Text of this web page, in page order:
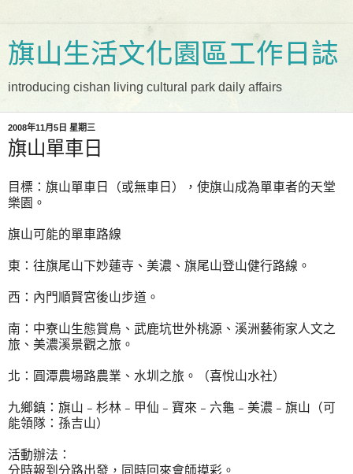
旗山生活文化園區工作日誌
introducing cishan living cultural park daily affairs
2008年11月5日 星期三
旗山單車日
目標：旗山單車日（或無車日），使旗山成為單車者的天堂
樂園。
旗山可能的單車路線
東：往旗尾山下妙蓮寺、美濃、旗尾山登山健行路線。
西：內門順賢宮後山步道。
南：中寮山生態賞鳥、武鹿坑世外桃源、溪洲藝術家人文之
旅、美濃溪景觀之旅。
北：圓潭農場路農業、水圳之旅。（喜悅山水社）
九鄉鎮：旗山﹣杉林﹣甲仙﹣寶來﹣六龜﹣美濃﹣旗山（可
能領隊：孫吉山）
活動辦法：
分時報到分路出發，同時回來會師摸彩。